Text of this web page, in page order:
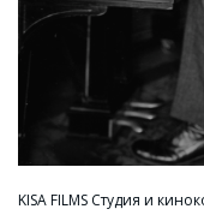
KISA FILMS Студия и